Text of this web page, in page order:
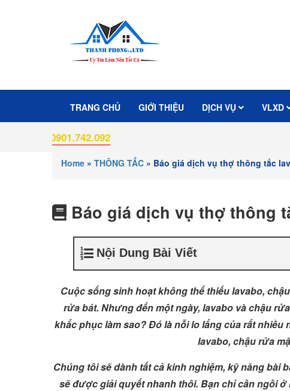
TRANG CHỦ GIỚI THIỆU DỊCH VỤ VLXD
0901.742.092
Home » THÔNG TẮC » Báo giá dịch vụ thợ thông tắc
Báo giá dịch vụ thợ thông
Nội Dung Bài Viết
Cuộc sống sinh hoạt không thể thiếu lavabo,
rửa bát. Nhưng đến một ngày, lavabo và chậu
khắc phục làm sao? Đó là nỗi lo lắng của rất
lavabo, chậu rửa
Chúng tôi sẽ dành tất cả kinh nghiệm, kỹ năng
sẽ được giải quyết nhanh thôi. Bạn chỉ cần ngồi